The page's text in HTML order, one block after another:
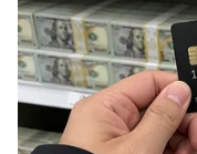
ಆ ಅದೃಷ್ಟ ಒಲಿದು
ಗೊತ್ತಿಲ್ಲ. ಆದರೆ
‘ಅಲೈಪಾಯುದೆ
ಹೆಜ್ಜೆ ಹಾಕಿದ್ದು, ಆ
ಅಭಿಮಾನಿಗಳು
DOWNLOAD